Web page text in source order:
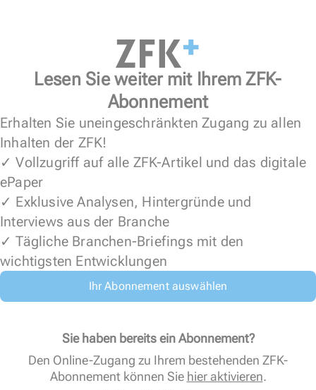
Lesen Sie weiter mit Ihrem ZFK-
Abonnement
Erhalten Sie uneingeschränkten Zugang zu allen
Inhalten der ZFK!
✓ Vollzugriff auf alle ZFK-Artikel und das digitale
ePaper
✓ Exklusive Analysen, Hintergründe und
Interviews aus der Branche
✓ Tägliche Branchen-Briefings mit den
wichtigsten Entwicklungen
Ihr Abonnement auswählen
Sie haben bereits ein Abonnement?
Den Online-Zugang zu Ihrem bestehenden ZFK-
Abonnement können Sie hier aktivieren.